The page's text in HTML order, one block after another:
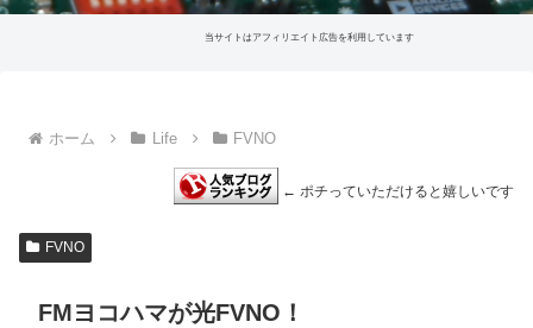
当サイトはアフィリエイト広告を利用しています
ホーム Life FVNO
← ポチっていただけると嬉しいです
FVNO
FMヨコハマが光FVNO！